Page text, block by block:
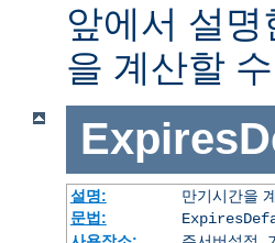
앞에서 설명
을 계산할
설명:
만기시간을
문법: